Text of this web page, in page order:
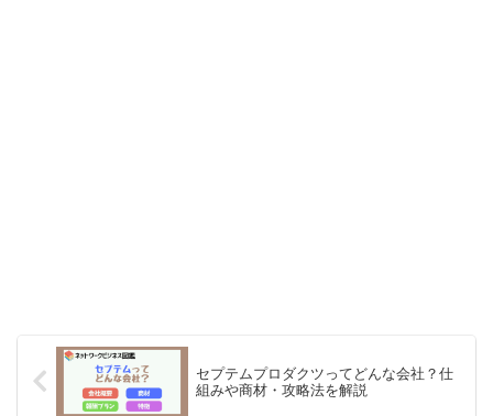
セプテムプロダクツってどんな会社？仕
組みや商材・攻略法を解説